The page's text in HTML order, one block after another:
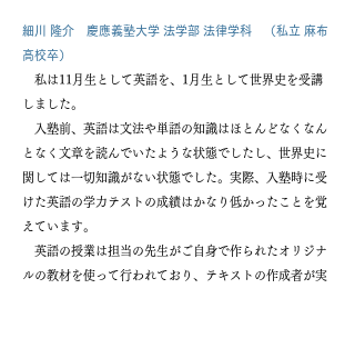
細川 隆介 慶應義塾大学 法学部 法律学科 （私立 麻布
高校卒）
私は11月生として英語を、1月生として世界史を受講
しました。
入塾前、英語は文法や単語の知識はほとんどなくなん
となく文章を読んでいたような状態でしたし、世界史に
関しては一切知識がない状態でした。実際、入塾時に受
けた英語の学力テストの成績はかなり低かったことを覚
えています。
英語の授業は担当の先生がご自身で作られたオリジナ
ルの教材を使って行われており、テキストの作成者が実